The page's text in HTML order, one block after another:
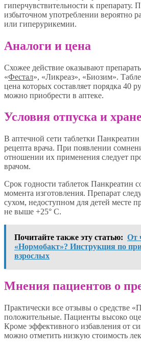
гиперчувствительности к препарату.
избыточном употреблении вероятно
или гиперурикемии.
Аналоги и цена
Схожее действие оказывают
«Фестал», «Ликреаз», «Биозим».
цена которых составляет порядка 40
можно приобрести в аптеке.
Условия отпуска и
В аптечной сети таблетки Панкреатин
рецепта врача. При появлении
отношении их применения следует
врачом.
Срок годности таблеток Панкреатин
момента изготовления. Препарат
сухом, недоступном для детей месте
не выше +25° С.
Почитайте также эту статью: От
«Нормобакт»? Инструкция по
взрослых
Мнения пациентов о
Практически все отзывы о средстве
положительные. Пациенты высоко
Кроме эффективного избавления от
можно отметить низкую стоимость